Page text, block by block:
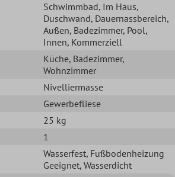
Schwimmbad, Im Haus,
Duschwand, Dauernassbereich,
Außen, Badezimmer, Pool,
Innen, Kommerziell
Küche, Badezimmer,
Wohnzimmer
Nivelliermasse
Gewerbefliese
25 kg
1
Wasserfest, Fußbodenheizung
Geeignet, Wasserdicht